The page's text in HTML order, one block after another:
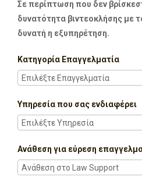
Σε περίπτωση που δεν
δυνατότητα βιντεοκλήσης με
δυνατή η εξυπηρέτηση.
Κατηγορία Επαγγελματία
Υπηρεσία που σας ενδιαφέρει
Ανάθεση για εύρεση